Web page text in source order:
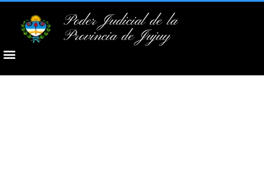
Poder Judicial de la
Provincia de Jujuy